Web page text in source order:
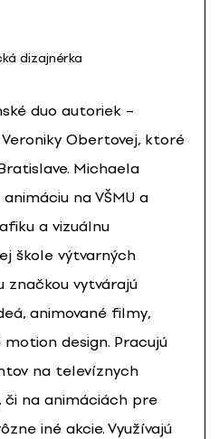
dizajnérka
duo autoriek –
Obertovej, ktoré
Michaela
na VŠMU a
a vizuálnu
škole výtvarných
značkou vytvárajú
animované filmy,
design. Pracujú
na televíznych
či na animáciách pre
iné akcie. Využívajú